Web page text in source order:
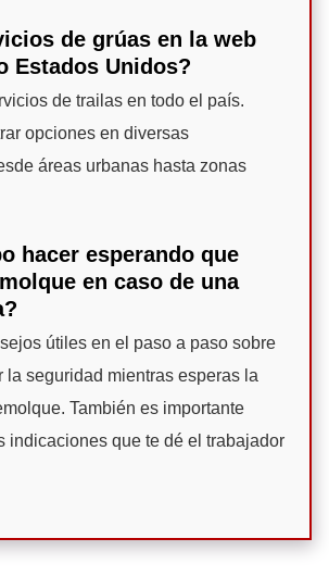
de grúas en la web
Estados Unidos?
de trailas en todo el país.
opciones en diversas
áreas urbanas hasta zonas
hacer esperando que
en caso de una
útiles en el paso a paso sobre
la seguridad mientras esperas la
También es importante
indicaciones que te dé el trabajador